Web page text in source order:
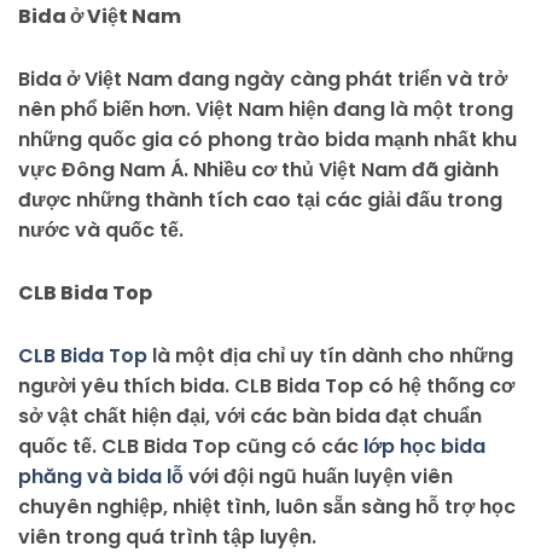
Bida ở Việt Nam
Bida ở Việt Nam đang ngày càng phát triển và trở
nên phổ biến hơn. Việt Nam hiện đang là một trong
những quốc gia có phong trào bida mạnh nhất khu
vực Đông Nam Á. Nhiều cơ thủ Việt Nam đã giành
được những thành tích cao tại các giải đấu trong
nước và quốc tế.
CLB Bida Top
CLB Bida Top là một địa chỉ uy tín dành cho những
người yêu thích bida. CLB Bida Top có hệ thống cơ
sở vật chất hiện đại, với các bàn bida đạt chuẩn
quốc tế. CLB Bida Top cũng có các lớp học bida
phăng và bida lỗvới đội ngũ huấn luyện viên
chuyên nghiệp, nhiệt tình, luôn sẵn sàng hỗ trợ học
viên trong quá trình tập luyện.